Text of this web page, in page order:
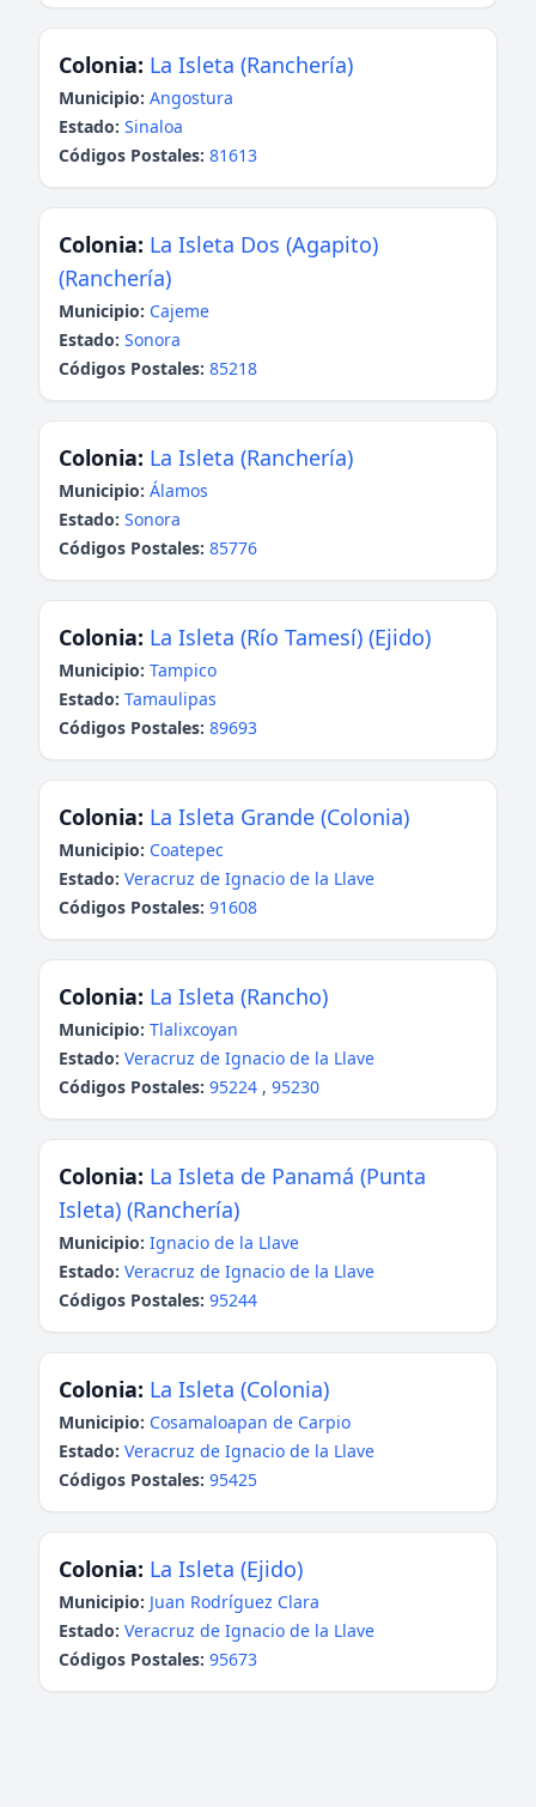
Colonia: La Isleta (Ranchería)
Municipio: Angostura
Estado: Sinaloa
Códigos Postales: 81613
Colonia: La Isleta Dos (Agapito)
(Ranchería)
Municipio: Cajeme
Estado: Sonora
Códigos Postales: 85218
Colonia: La Isleta (Ranchería)
Municipio: Álamos
Estado: Sonora
Códigos Postales: 85776
Colonia: La Isleta (Río Tamesí) (Ejido)
Municipio: Tampico
Estado: Tamaulipas
Códigos Postales: 89693
Colonia: La Isleta Grande (Colonia)
Municipio: Coatepec
Estado: Veracruz de Ignacio de la Llave
Códigos Postales: 91608
Colonia: La Isleta (Rancho)
Municipio: Tlalixcoyan
Estado: Veracruz de Ignacio de la Llave
Códigos Postales: 95224 , 95230
Colonia: La Isleta de Panamá (Punta
Isleta) (Ranchería)
Municipio: Ignacio de la Llave
Estado: Veracruz de Ignacio de la Llave
Códigos Postales: 95244
Colonia: La Isleta (Colonia)
Municipio: Cosamaloapan de Carpio
Estado: Veracruz de Ignacio de la Llave
Códigos Postales: 95425
Colonia: La Isleta (Ejido)
Municipio: Juan Rodríguez Clara
Estado: Veracruz de Ignacio de la Llave
Códigos Postales: 95673